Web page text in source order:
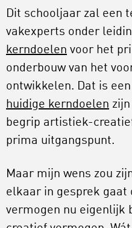
Dit schooljaar zal een
vakexperts onder
kerndoelen voor het
onderbouw van het
ontwikkelen. Dat is
huidige kerndoelen
begrip artistiek-
prima uitgangspunt.
Maar mijn wens zou
elkaar in gesprek
vermogen nu eigenlijk